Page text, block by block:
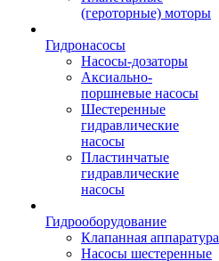
(героторные) моторы
Гидронасосы
Насосы-дозаторы
Аксиально-
поршневые насосы
Шестеренные
гидравлические
насосы
Пластинчатые
гидравлические
насосы
Гидрооборудование
Клапанная аппаратура
Насосы шестеренные